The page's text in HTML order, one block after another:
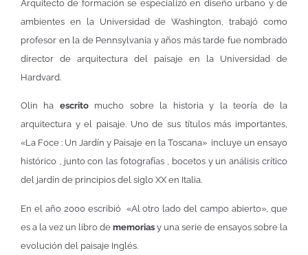
Arquitecto de formación se especializó en diseño urbano y de
ambientes en la Universidad de Washington, trabajó como
profesor en la de Pennsylvania y años más tarde fue nombrado
director de arquitectura del paisaje en la Universidad de
Hardvard.
Olin ha escrito mucho sobre la historia y la teoría de la
arquitectura y el paisaje. Uno de sus títulos más importantes,
«La Foce : Un Jardín y Paisaje en la Toscana» incluye un ensayo
histórico , junto con las fotografías , bocetos y un análisis crítico
del jardín de principios del siglo XX en Italia.
En el año 2000 escribió «Al otro lado del campo abierto», que
es a la vez un libro de memorias y una serie de ensayos sobre la
evolución del paisaje Inglés.